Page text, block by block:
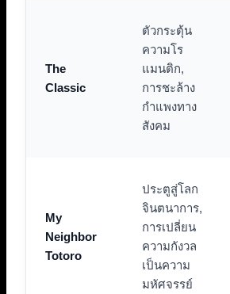
The
Classic
ตัวกระตุ้น
ความโร
แมนติก,
การชะล้าง
กำแพงทาง
สังคม
My
Neighbor
Totoro
ประตูสู่โลก
จินตนาการ,
การเปลี่ยน
ความกังวล
เป็นความ
มหัศจรรย์